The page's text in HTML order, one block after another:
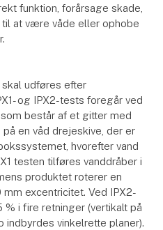
funktion, forårsage skade,
at være våde eller ophobe
udføres efter
og IPX2-tests foregår ved
består af et gitter med
en våd drejeskive, der er
hvorefter vand
testen tilføres vanddråber i
produktet roterer en
excentricitet. Ved IPX2-
i fire retninger (vertikalt på
indbyrdes vinkelrette planer).